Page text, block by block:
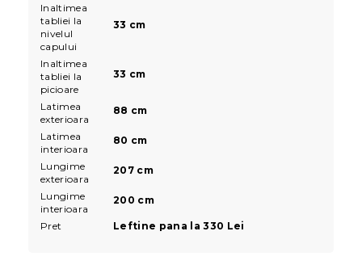
Inaltimea
tabliei la
nivelul
capului
33 cm
Inaltimea
tabliei la
picioare
33 cm
Latimea
exterioara
88 cm
Latimea
interioara
80 cm
Lungime
exterioara
207 cm
Lungime
interioara
200 cm
Pret Leftine pana la 330 Lei